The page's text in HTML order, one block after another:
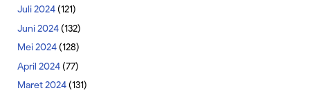
Juli 2024(121)
Juni 2024(132)
Mei 2024(128)
April 2024(77)
Maret 2024(131)